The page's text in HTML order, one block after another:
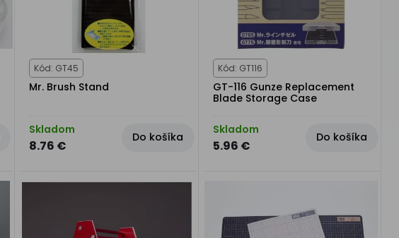
Kód: GT45
Mr. Brush Stand
Skladom
8.76 €
Do košíka
Kód: GT116
GT-116 Gunze Replacement
Blade Storage Case
Skladom
5.96 €
Do košíka